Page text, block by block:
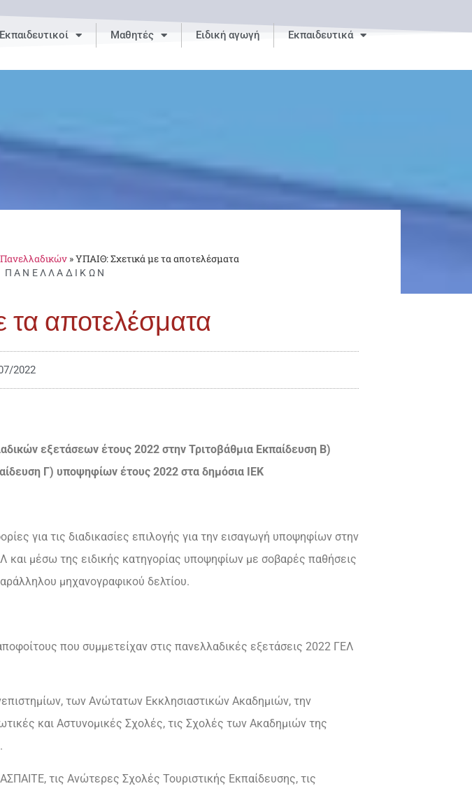
Εκπαιδευτικοί Μαθητές Ειδική αγωγή Εκπαιδευτικά
»ΥΠΑΙΘ: Σχετικά με τα αποτελέσματα
τα αποτελέσματα
2022
εξετάσεων έτους 2022 στην Τριτοβάθμια Εκπαίδευση Β)
Γ) υποψηφίων έτους 2022 στα δημόσια ΙΕΚ
για τις διαδικασίες επιλογής για την εισαγωγή υποψηφίων στην
μέσω της ειδικής κατηγορίας υποψηφίων με σοβαρές παθήσεις
μηχανογραφικού δελτίου.
που συμμετείχαν στις πανελλαδικές εξετάσεις 2022 ΓΕΛ
των Ανώτατων Εκκλησιαστικών Ακαδημιών, την
και Αστυνομικές Σχολές, τις Σχολές των Ακαδημιών της
τις Ανώτερες Σχολές Τουριστικής Εκπαίδευσης, τις